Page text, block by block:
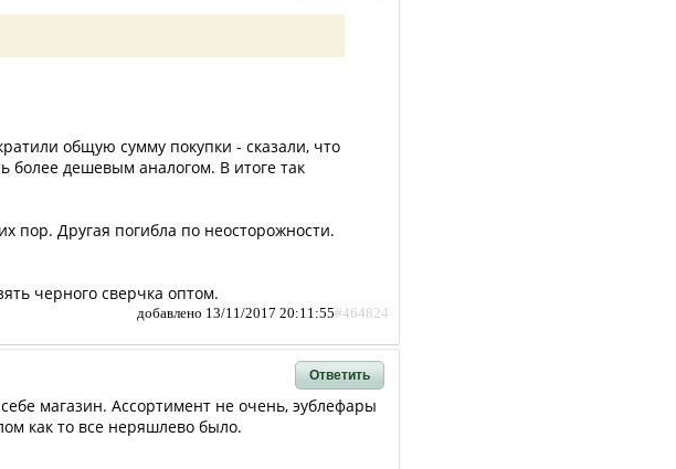
общую сумму покупки - сказали, что
более дешевым аналогом. В итоге так
пор. Другая погибла по неосторожности.
черного сверчка оптом.
добавлено 13/11/2017 20:11:55#464824
Ответить
магазин. Ассортимент не очень, эублефары
как то все неряшлево было.